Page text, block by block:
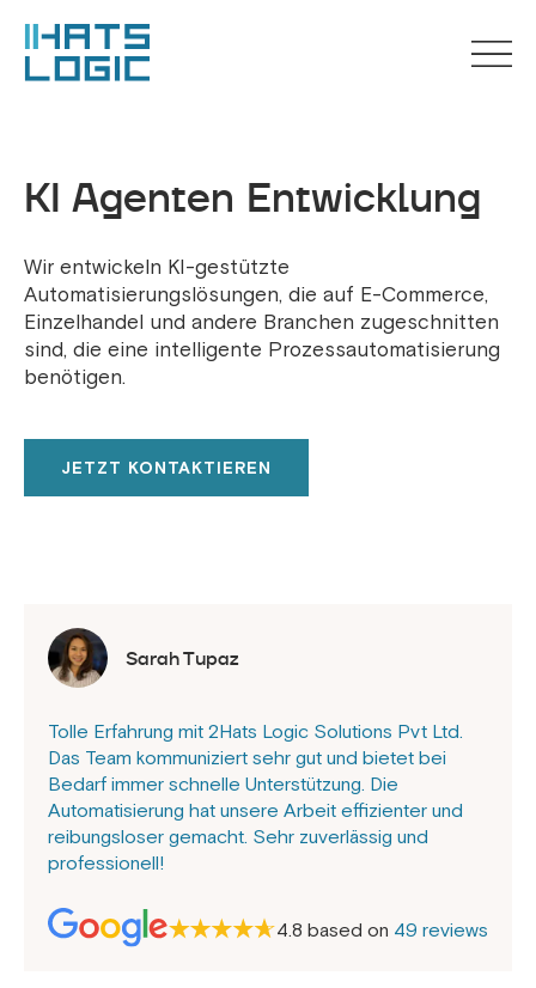
KI Agenten Entwicklung
Wir entwickeln KI-gestützte
Automatisierungslösungen, die auf E-Commerce,
Einzelhandel und andere Branchen zugeschnitten
sind, die eine intelligente Prozessautomatisierung
benötigen.
JETZT KONTAKTIEREN
Sarah Tupaz
Tolle Erfahrung mit 2Hats Logic Solutions Pvt Ltd.
Das Team kommuniziert sehr gut und bietet bei
Bedarf immer schnelle Unterstützung. Die
Automatisierung hat unsere Arbeit effizienter und
reibungsloser gemacht. Sehr zuverlässig und
professionell!
4.8 based on 49 reviews